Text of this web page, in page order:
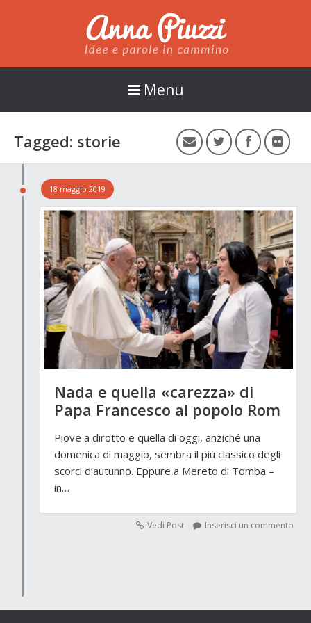
Anna Piuzzi
Menu
Tagged: storie
18 maggio 2019
Nada e quella «carezza» di
Papa Francesco al popolo Rom
Piove a dirotto e quella di oggi, anziché una
domenica di maggio, sembra il più classico degli
scorci d’autunno. Eppure a Mereto di Tomba –
in…
Vedi Post Inserisci un commento